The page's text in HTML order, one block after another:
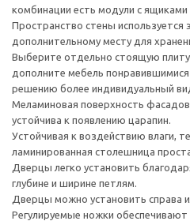
комбинации есть модули с ящиками
Пространство стены
дополнительному месту для
Выберите отдельно стоящую
дополните мебель
решению более индивидуальный
Меламиновая поверхность
устойчива к появлению царапин.
Устойчивая к воздействию влаги,
ламинированная столешница
Дверцы легко установить
глубине и ширине петлям.
Дверцы можно установить справа
Регулируемые ножки обеспечивают